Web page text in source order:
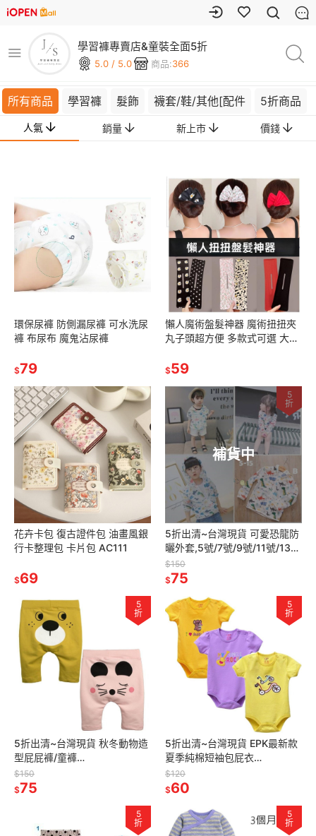
學習褲專賣店&童裝全面5折
5.0 / 5.0 商品:366
所有商品 學習褲 髮飾 襪套/鞋/其他[配件 5折商品
人氣 銷量 新上市 價錢
環保尿褲 防側漏尿褲 可水洗尿
褲 布尿布 魔鬼沾尿褲
$79
懶人魔術盤髮神器 魔術扭扭夾
丸子頭超方便 多款式可選 大
$59
花卉卡包 復古證件包 油畫風銀
行卡整理包 卡片包 AC111
$69
補貨中
5
折
5折出清~台灣現貨 可愛恐龍防
曬外套,5號/7號/9號/11號/13
號/15號
$150
$75
5
折
5折出清~台灣現貨 秋冬動物造
型屁屁褲/童褲
6m/9m/18m/24m
$150
$75
5
折
5折出清~台灣現貨 EPK最新款
夏季純棉短袖包屁衣
9m/12m/18m/24m
$120
$60
5
折
5
折